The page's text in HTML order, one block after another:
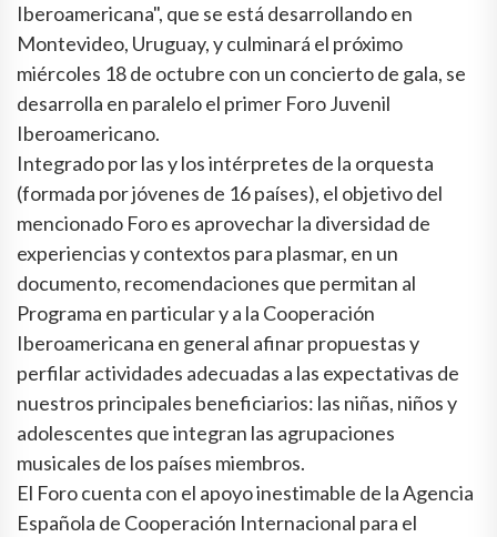
Iberoamericana", que se está desarrollando en
Montevideo, Uruguay, y culminará el próximo
miércoles 18 de octubre con un concierto de gala, se
desarrolla en paralelo el primer Foro Juvenil
Iberoamericano.
Integrado por las y los intérpretes de la orquesta
(formada por jóvenes de 16 países), el objetivo del
mencionado Foro es aprovechar la diversidad de
experiencias y contextos para plasmar, en un
documento, recomendaciones que permitan al
Programa en particular y a la Cooperación
Iberoamericana en general afinar propuestas y
perfilar actividades adecuadas a las expectativas de
nuestros principales beneficiarios: las niñas, niños y
adolescentes que integran las agrupaciones
musicales de los países miembros.
El Foro cuenta con el apoyo inestimable de la Agencia
Española de Cooperación Internacional para el